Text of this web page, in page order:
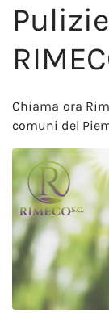
Chiama ora
comuni del